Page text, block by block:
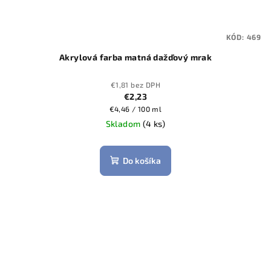
Akrylová farba matná dažďový mrak
€1,81 bez DPH
€2,23
Jednotková
cena:
€4,46 / 100 ml
Skladom (4 ks)
Do košíka
KÓD: 469